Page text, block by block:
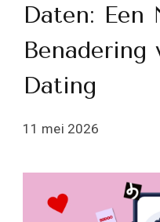
Daten: Een
Benadering
Dating
11 mei 2026